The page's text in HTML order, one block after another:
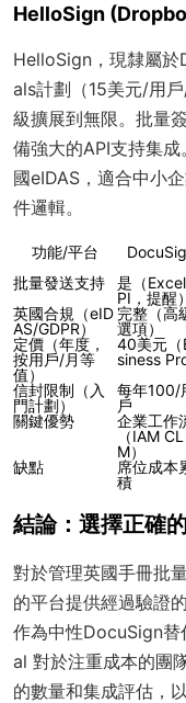
HelloSign
HelloSign，現隸屬
als計劃（15美元/用
級擴展到無限。批量
備強大的API支持集
國eIDAS，適合中小
件邏輯。
功能/平台
批量發送支持
是（
PI，提醒）
英國合規（eID
AS/GDPR）
完整（高
選項）
定價（年度，
按用戶/月等
值）
40美元（
siness Pro
信封限制（入
門計劃）
每年100/
戶
關鍵優勢
企業工作
（IAM CL
M）
缺點
席位成本
積
結論：選擇正確
對於管理英國手冊批
的平台提供經過驗證
作為中性DocuSign
al 對於注重成本的團
的數量和集成評估，